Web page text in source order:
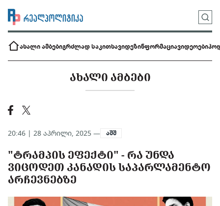
ახალი ამბებიგრძლად საკითხავიდეზინფორმაციავიდეოები
ᲐᲮᲐᲚᲘ ᲐᲛᲑᲔᲑᲘ
20:46 | 28 აპრილი, 2025 — აშშ
"ᲢᲠᲐᲛᲞᲘᲡ ᲔᲤᲔᲥᲢᲘ" - ᲠᲐ ᲣᲜᲓᲐ
ᲕᲘᲪᲝᲓᲔᲗ ᲙᲐᲜᲐᲓᲘᲡ ᲡᲐᲞᲐᲠᲚᲐᲛᲔᲜᲢᲝ
ᲐᲠᲩᲔᲕᲜᲔᲑᲖᲔ